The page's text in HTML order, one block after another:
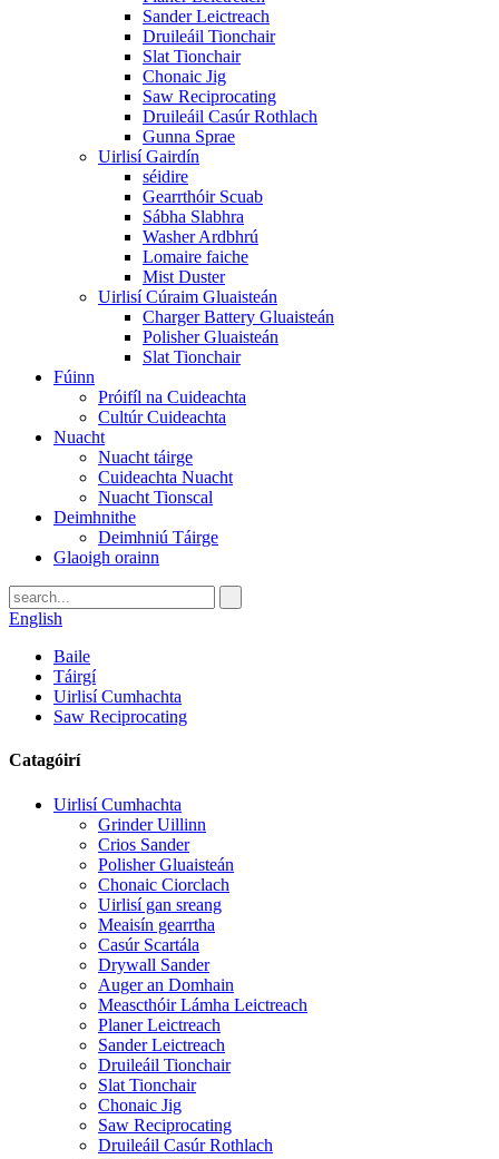
Sander Leictreach
Druileáil Tionchair
Slat Tionchair
Chonaic Jig
Saw Reciprocating
Druileáil Casúr Rothlach
Gunna Sprae
Uirlisí Gairdín
séidire
Gearrthóir Scuab
Sábha Slabhra
Washer Ardbhrú
Lomaire faiche
Mist Duster
Uirlisí Cúraim Gluaisteán
Charger Battery Gluaisteán
Polisher Gluaisteán
Slat Tionchair
Fúinn
Próifíl na Cuideachta
Cultúr Cuideachta
Nuacht
Nuacht táirge
Cuideachta Nuacht
Nuacht Tionscal
Deimhnithe
Deimhniú Táirge
Glaoigh orainn
English
Baile
Táirgí
Uirlisí Cumhachta
Saw Reciprocating
Catagóirí
Uirlisí Cumhachta
Grinder Uillinn
Crios Sander
Polisher Gluaisteán
Chonaic Ciorclach
Uirlisí gan sreang
Meaisín gearrtha
Casúr Scartála
Drywall Sander
Auger an Domhain
Meascthóir Lámha Leictreach
Planer Leictreach
Sander Leictreach
Druileáil Tionchair
Slat Tionchair
Chonaic Jig
Saw Reciprocating
Druileáil Casúr Rothlach